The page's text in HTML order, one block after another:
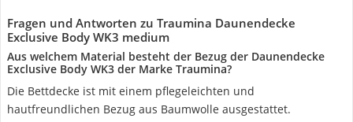
Fragen und Antworten zu Traumina Daunendecke
Exclusive Body WK3 medium
Aus welchem Material besteht der Bezug der Daunendecke
Exclusive Body WK3 der Marke Traumina?
Die Bettdecke ist mit einem pflegeleichten und
hautfreundlichen Bezug aus Baumwolle ausgestattet.